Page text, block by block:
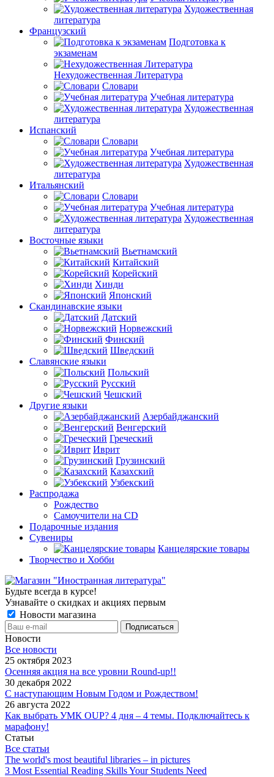
Художественная
литература
Французский
Подготовка к
экзаменам
Нехудожественная Литература
Словари
Учебная литература
Художественная
литература
Испанский
Словари
Учебная литература
Художественная
литература
Итальянский
Словари
Учебная литература
Художественная
литература
Восточные языки
Вьетнамский
Китайский
Корейский
Хинди
Японский
Скандинавские языки
Датский
Норвежский
Финский
Шведский
Славянские языки
Польский
Русский
Чешский
Другие языки
Азербайджанский
Венгерский
Греческий
Иврит
Грузинский
Казахский
Узбекский
Распродажа
Рождество
Самоучители на CD
Подарочные издания
Сувениры
Канцелярские товары
Творчество и Хобби
Будьте всегда в курсе!
Узнавайте о скидках и акциях первым
Новости магазина
Новости
Все новости
25 октября 2023
Осенняя акция на все уровни Round-up!!
30 декабря 2022
С наступающим Новым Годом и Рождеством!
26 августа 2022
Как выбрать УМК OUP? 4 дня – 4 темы. Подключайтесь к
марафону!
Статьи
Все статьи
The world's most beautiful libraries – in pictures
3 Most Essential Reading Skills Your Students Need